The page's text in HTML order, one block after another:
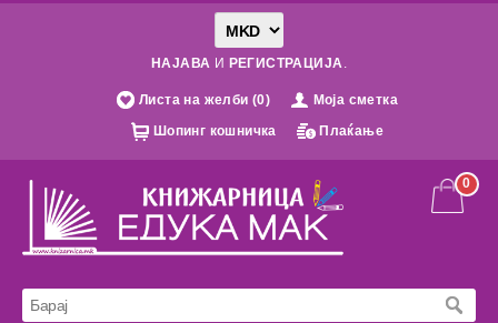
НАЈАВА И РЕГИСТРАЦИЈА.
Листа на желби (0)
Моја сметка
Шопинг кошничка
Плаќање
0